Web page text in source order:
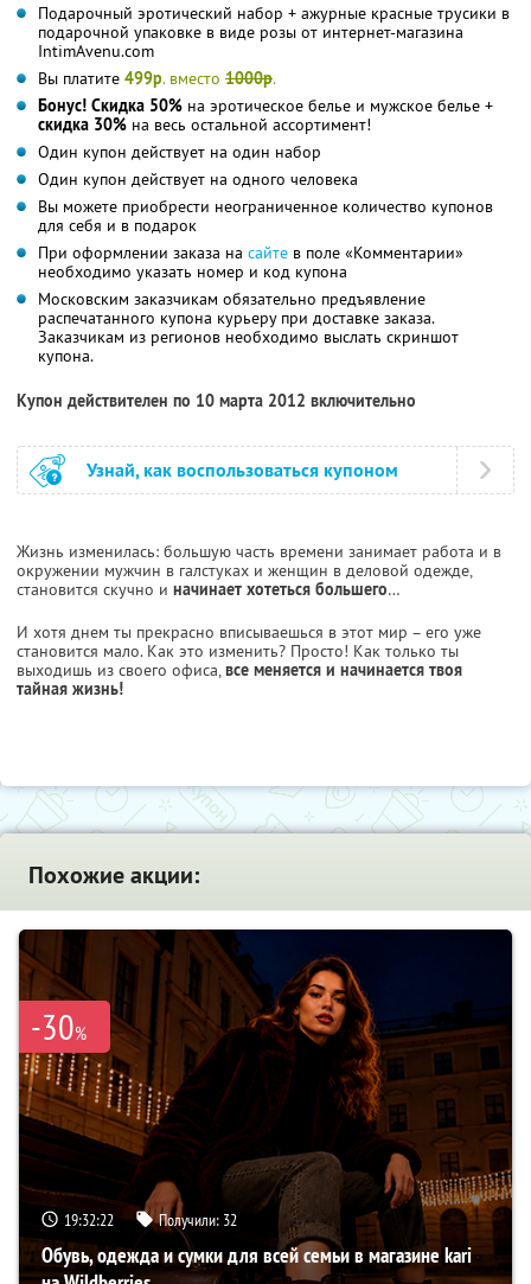
Подарочный эротический набор + ажурные красные трусики в
подарочной упаковке в виде розы от интернет-магазина
IntimAvenu.com
Вы платите 499р. вместо 1000р.
Бонус! Скидка 50% на эротическое белье и мужское белье +
скидка 30% на весь остальной ассортимент!
Один купон действует на один набор
Один купон действует на одного человека
Вы можете приобрести неограниченное количество купонов
для себя и в подарок
При оформлении заказа на сайте в поле «Комментарии»
необходимо указать номер и код купона
Московским заказчикам обязательно предъявление
распечатанного купона курьеру при доставке заказа.
Заказчикам из регионов необходимо выслать скриншот
купона.
Купон действителен по 10 марта 2012 включительно
Узнай, как воспользоваться купоном
Жизнь изменилась: большую часть времени занимает работа и в
окружении мужчин в галстуках и женщин в деловой одежде,
становится скучно и начинает хотеться большего…
И хотя днем ты прекрасно вписываешься в этот мир – его уже
становится мало. Как это изменить? Просто! Как только ты
выходишь из своего офиса,все меняется и начинается твоя
тайная жизнь!
Похожие акции:
-30%
19:32:21 Получили: 32
Обувь, одежда и сумки для всей семьи в магазине kari